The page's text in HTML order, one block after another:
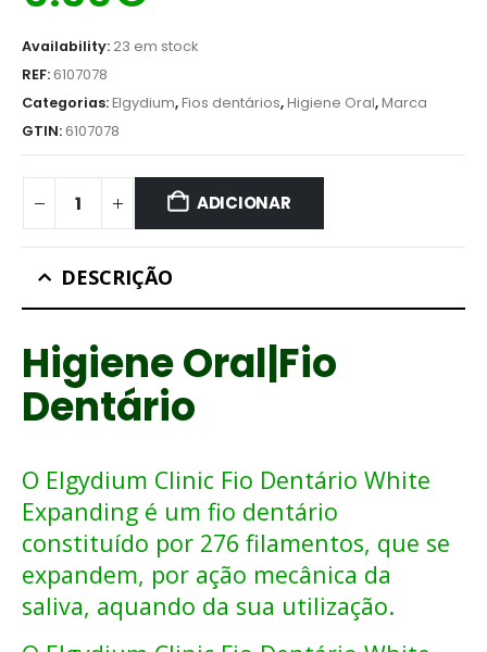
Availability:23 em stock
REF:6107078
Categorias:Elgydium,Fios dentários,Higiene Oral,Marca
GTIN:6107078
ADICIONAR
DESCRIÇÃO
Higiene Oral|Fio
Dentário
O Elgydium Clinic Fio Dentário White
Expanding é um fio dentário
constituído por 276 filamentos, que se
expandem, por ação mecânica da
saliva, aquando da sua utilização.